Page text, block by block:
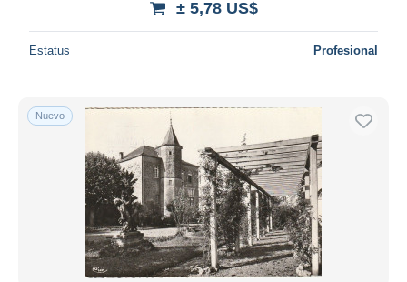
± 5,78 US$
Estatus Profesional
Nuevo